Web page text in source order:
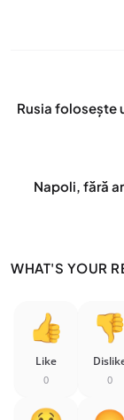
Rusia folosește
Napoli, fără
WHAT'S YOUR
Like
0 0